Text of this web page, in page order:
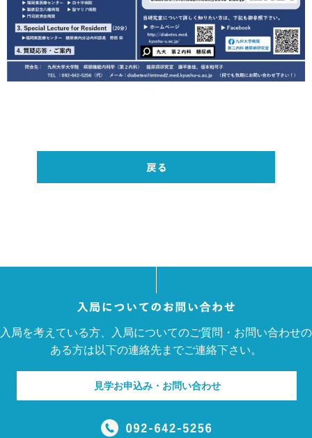
入局を考えている方、入局についてのご質問・お問い合わせの
ある方は以下の連絡先までご連絡下さい。
見学お申込み・お問い合わせ